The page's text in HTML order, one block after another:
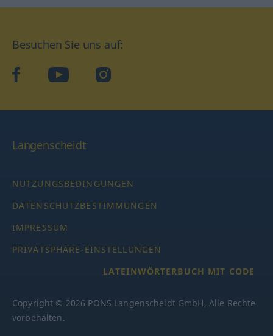
Besuchen Sie uns auf:
facebookYouTube Instagram
Langenscheidt
NUTZUNGSBEDINGUNGEN
DATENSCHUTZBESTIMMUNGEN
IMPRESSUM
PRIVATSPHÄRE-EINSTELLUNGEN
LATEINWÖRTERBUCH MIT CODE
Copyright © 2026 PONS Langenscheidt GmbH, Alle Rechte
vorbehalten.